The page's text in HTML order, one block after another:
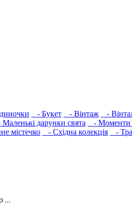
- Букет - Вінтаж -
дарунки свята - Моменти
містечко - Східна колекція -
...